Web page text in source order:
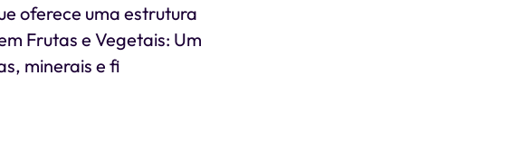
oferece uma estrutura
Frutas e Vegetais: Um
minerais e fi